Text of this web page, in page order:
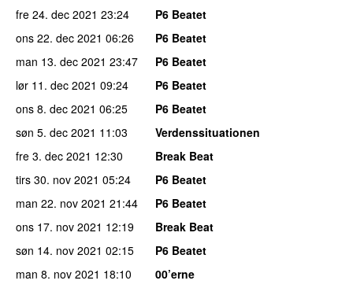
fre 24. dec 2021 23:24
P6 Beatet
ons 22. dec 2021 06:26
P6 Beatet
man 13. dec 2021 23:47
P6 Beatet
lør 11. dec 2021 09:24
P6 Beatet
ons 8. dec 2021 06:25
P6 Beatet
søn 5. dec 2021 11:03
Verdenssituationen
fre 3. dec 2021 12:30
Break Beat
tirs 30. nov 2021 05:24
P6 Beatet
man 22. nov 2021 21:44
P6 Beatet
ons 17. nov 2021 12:19
Break Beat
søn 14. nov 2021 02:15
P6 Beatet
man 8. nov 2021 18:10
00’erne